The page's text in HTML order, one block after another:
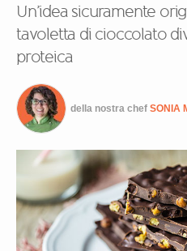
Un’idea sicuramente
tavoletta di cioccolato
proteica
della nostra chef SONIA